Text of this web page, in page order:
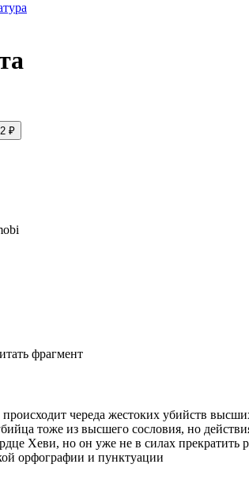
₽
фрагмент
череда жестоких убийств
тоже из высшего сословия, но
Хеви, но он уже не в силах
орфографии и пунктуации